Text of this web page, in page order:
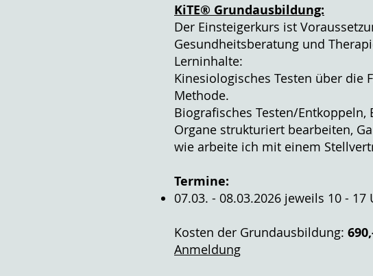
KiTE® Grundausbildung:
Der Einsteigerkurs ist
Gesundheitsberatung und
Lerninhalte:
Kinesiologisches Testen über die
Methode.
Biografisches Testen/
Organe strukturiert bearbeiten,
wie arbeite ich mit einem
Termine:
07.03. - 08.03.2026 jeweils 10 - 17
Kosten der Grundausbildung:
Anmeldung